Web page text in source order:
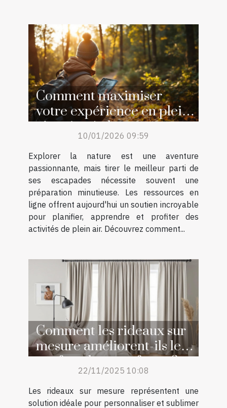
Comment maximiser
votre expérience en plein
air grâce à des ressources
en ligne ?10/01/2026 09:59
Explorer la nature est une aventure
passionnante, mais tirer le meilleur parti de
ses escapades nécessite souvent une
préparation minutieuse. Les ressources en
ligne offrent aujourd'hui un soutien incroyable
pour planifier, apprendre et profiter des
activités de plein air. Découvrez comment...
Comment les rideaux sur
mesure améliorent-ils le
confort de votre foyer ?
22/11/2025 10:08
Les rideaux sur mesure représentent une
solution idéale pour personnaliser et sublimer